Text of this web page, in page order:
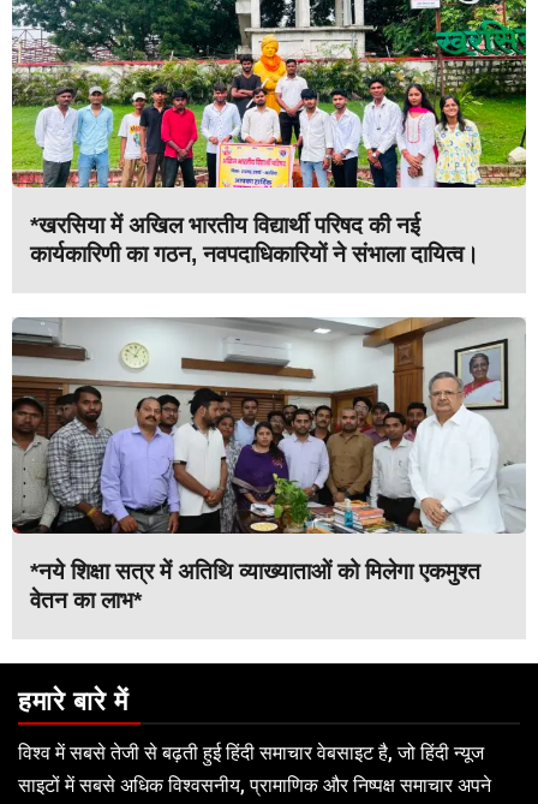
*खरसिया में अखिल भारतीय विद्यार्थी परिषद की नई
कार्यकारिणी का गठन, नवपदाधिकारियों ने संभाला दायित्व।
*नये शिक्षा सत्र में अतिथि व्याख्याताओं को मिलेगा एकमुश्त
वेतन का लाभ*
हमारे बारे में
विश्व में सबसे तेजी से बढ़ती हुई हिंदी समाचार वेबसाइट है, जो हिंदी न्यूज
साइटों में सबसे अधिक विश्वसनीय, प्रामाणिक और निष्पक्ष समाचार अपने